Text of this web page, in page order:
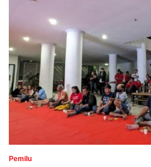
Pemilu